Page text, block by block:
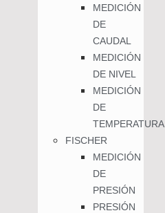
MEDICIÓN
DE
CAUDAL
MEDICIÓN
DE NIVEL
MEDICIÓN
DE
TEMPERATURA
FISCHER
MEDICIÓN
DE
PRESIÓN
PRESIÓN